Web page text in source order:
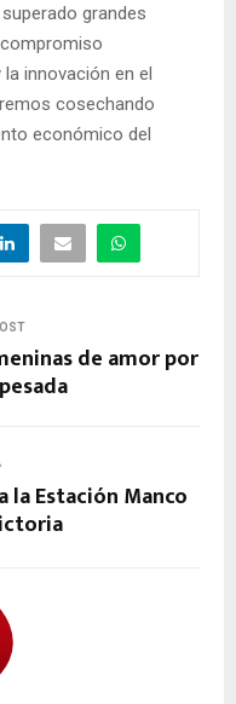
grandes
innovación en el
cosechando
económico del
de amor por
la Estación Manco